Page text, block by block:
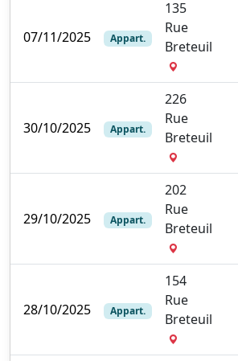
07/11/2025 Appart.
135
Rue
Breteuil
30/10/2025 Appart.
226
Rue
Breteuil
29/10/2025 Appart.
202
Rue
Breteuil
28/10/2025 Appart.
154
Rue
Breteuil